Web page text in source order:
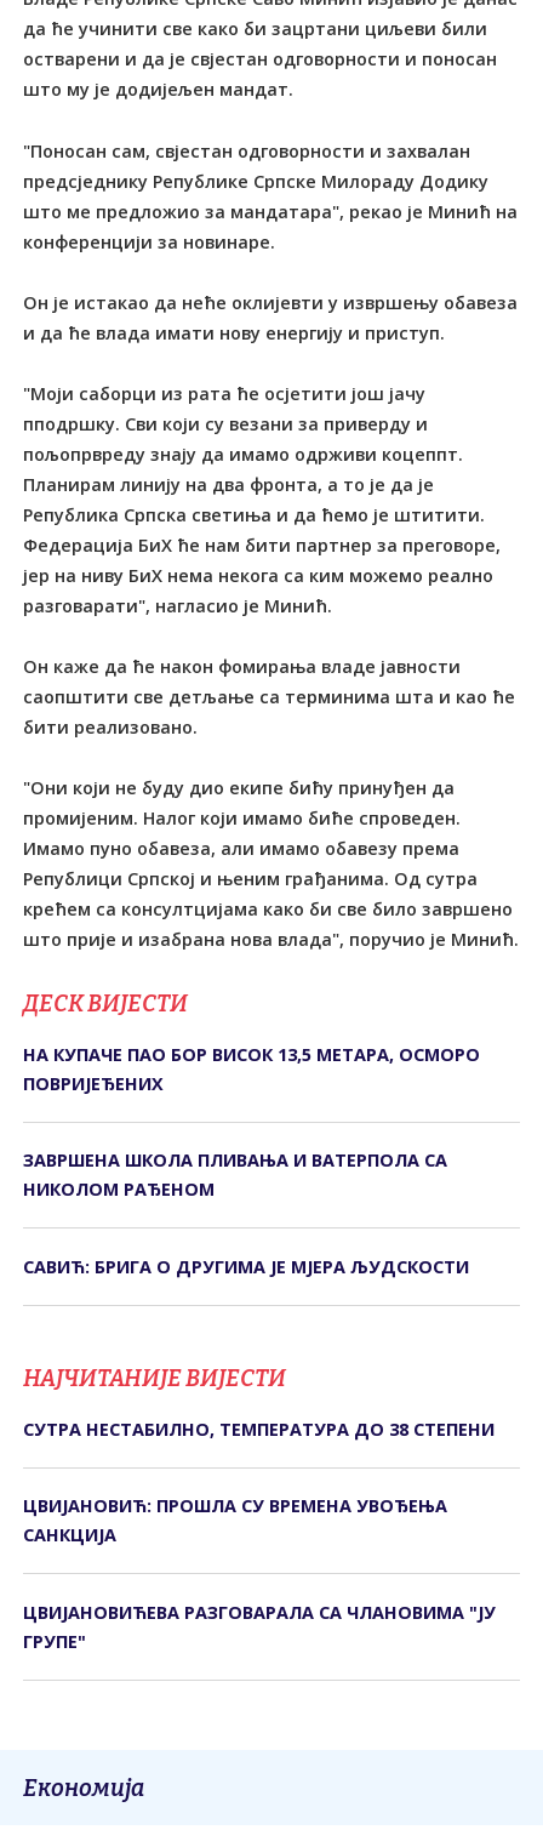
да ће учинити све како би зацртани циљеви били
остварени и да је свјестан одговорности и поносан
што му је додијељен мандат.
"Поносан сам, свјестан одговорности и захвалан
предсједнику Републике Српске Милораду Додику
што ме предложио за мандатара", рекао је Минић на
конференцији за новинаре.
Он је истакао да неће оклијевти у извршењу обавеза
и да ће влада имати нову енергију и приступ.
"Моји саборци из рата ће осјетити још јачу
пподршку. Сви који су везани за приверду и
пољопрвреду знају да имамо одрживи коцеппт.
Планирам линију на два фронта, а то је да је
Република Српска светиња и да ћемо је штитити.
Федерација БиХ ће нам бити партнер за преговоре,
јер на ниву БиХ нема некога са ким можемо реално
разговарати", нагласио је Минић.
Он каже да ће након фомирања владе јавности
саопштити све детљање са терминима шта и као ће
бити реализовано.
"Они који не буду дио екипе бићу принуђен да
промијеним. Налог који имамо биће спроведен.
Имамо пуно обавеза, али имамо обавезу према
Републици Српској и њеним грађанима. Од сутра
крећем са консултцијама како би све било завршено
што прије и изабрана нова влада", поручио је Минић.
ДЕСК ВИЈЕСТИ
НА КУПАЧЕ ПАО БОР ВИСОК 13,5 МЕТАРА, ОСМОРО
ПОВРИЈЕЂЕНИХ
ЗАВРШЕНА ШКОЛА ПЛИВАЊА И ВАТЕРПОЛА СА
НИКОЛОМ РАЂЕНОМ
САВИЋ: БРИГА О ДРУГИМА ЈЕ МЈЕРА ЉУДСКОСТИ
НАЈЧИТАНИЈЕ ВИЈЕСТИ
СУТРА НЕСТАБИЛНО, ТЕМПЕРАТУРА ДО 38 СТЕПЕНИ
ЦВИЈАНОВИЋ: ПРОШЛА СУ ВРЕМЕНА УВОЂЕЊА
САНКЦИЈА
ЦВИЈАНОВИЋЕВА РАЗГОВАРАЛА СА ЧЛАНОВИМА "ЈУ
ГРУПЕ"
Економија